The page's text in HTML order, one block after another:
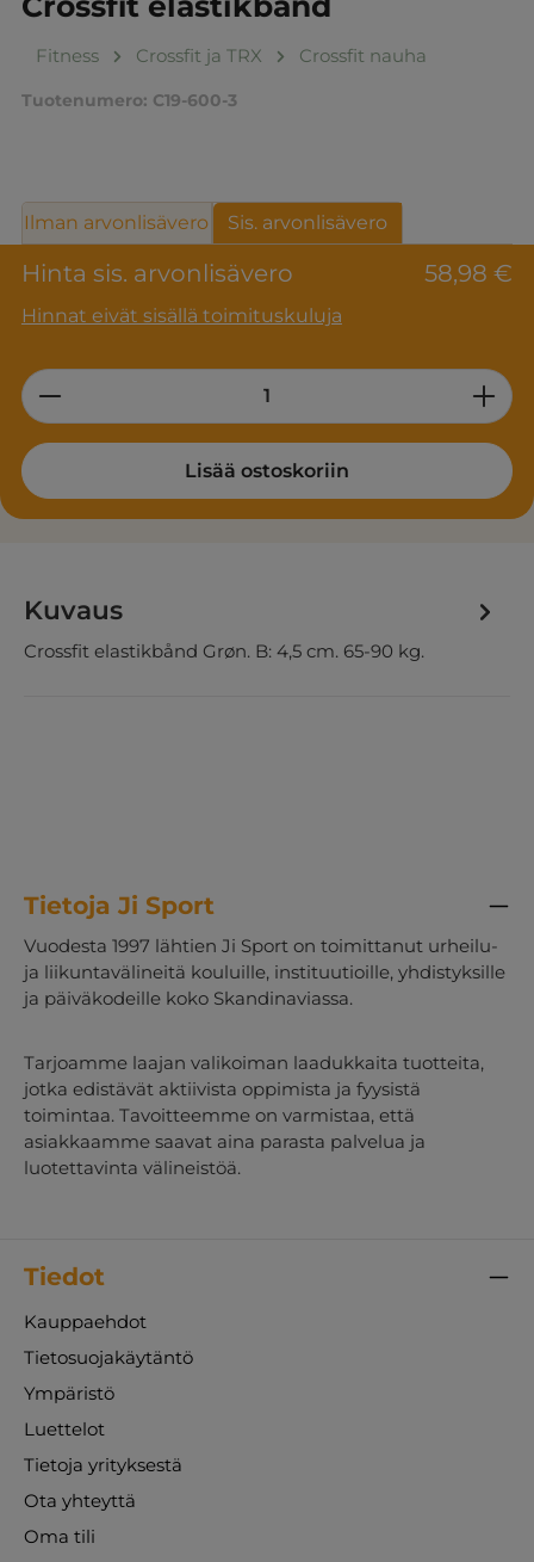
Fitness Crossfit ja TRX Crossfit nauha
Tuotenumero: C19-600-3
Hinta sis. arvonlisävero 58,98 €
Hinnat eivät sisällä toimituskuluja
Ilman arvonlisävero Sis. arvonlisävero
Product Quantity: Enter the desired
Lisää ostoskoriin
Kuvaus
Crossfit elastikbånd Grøn. B: 4,5 cm. 65-90 kg.
Tietoja Ji Sport
Vuodesta 1997 lähtien Ji Sport on toimittanut urheilu-
ja liikuntavälineitä kouluille, instituutioille, yhdistyksille
ja päiväkodeille koko Skandinaviassa.
Tarjoamme laajan valikoiman laadukkaita tuotteita,
jotka edistävät aktiivista oppimista ja fyysistä
toimintaa. Tavoitteemme on varmistaa, että
asiakkaamme saavat aina parasta palvelua ja
luotettavinta välineistöä.
Tiedot
Kauppaehdot
Tietosuojakäytäntö
Ympäristö
Luettelot
Tietoja yrityksestä
Ota yhteyttä
Oma tili